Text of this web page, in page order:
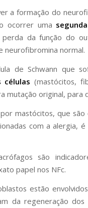
a formação do
ocorrer uma
perda da função do
neurofibromina normal.
de Schwann que
células (mastócitos,
mutação original,
mastócitos, que
com a alergia,
são
papel nos NFc.
estão
da regeneração